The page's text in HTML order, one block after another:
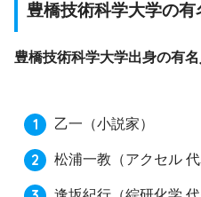
豊橋技術科学大学の有
豊橋技術科学大学出身の有
乙一 （小説家）
松浦一教 （アクセル